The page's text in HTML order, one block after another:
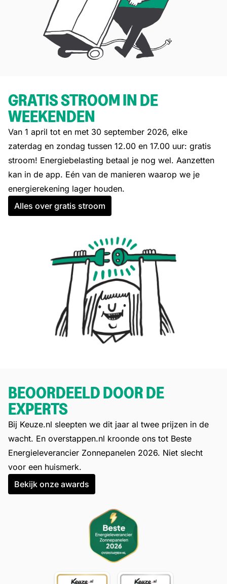
GRATIS STROOM IN DE
WEEKENDEN
Van 1 april tot en met 30 september 2026, elke
zaterdag en zondag tussen 12.00 en 17.00 uur: gratis
stroom! Energiebelasting betaal je nog wel. Aanzetten
kan in de app. Eén van de manieren waarop we je
energierekening lager houden.
Alles over gratis stroom
BEOORDEELD DOOR DE
EXPERTS
Bij Keuze.nl sleepten we dit jaar al twee prijzen in de
wacht. En overstappen.nl kroonde ons tot Beste
Energieleverancier Zonnepanelen 2026. Niet slecht
voor een huismerk.
Bekijk onze awards